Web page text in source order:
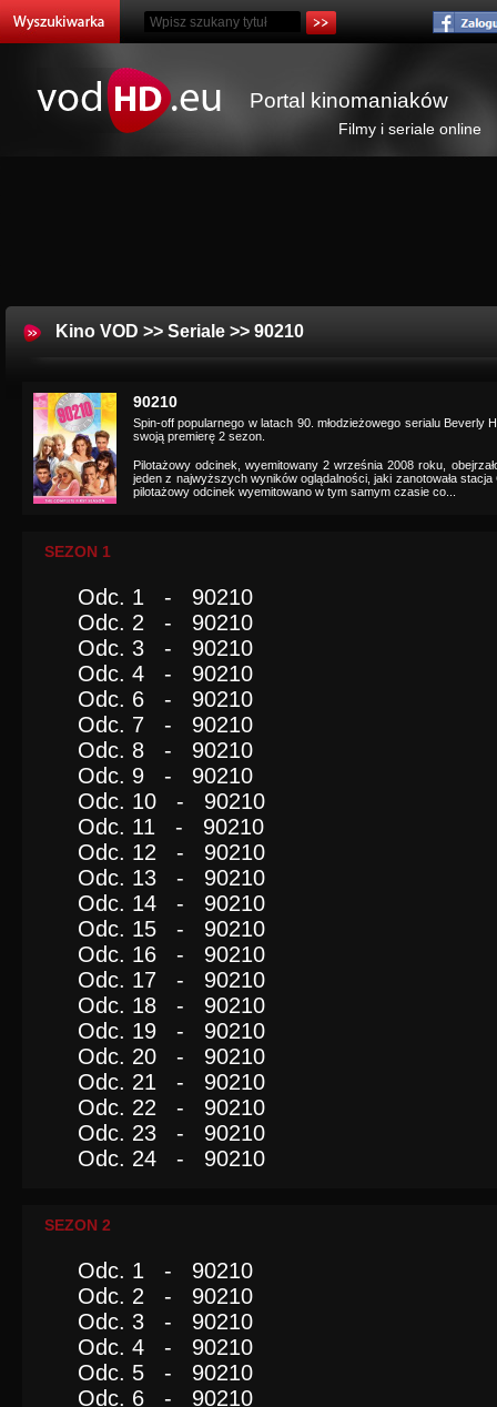
Portal kinomaniaków
Filmy i seriale online
Kino VOD >> Seriale >> 90210
90210
Spin-off popularnego w latach 90. młodzieżowego serialu Beverly
swoją premierę 2 sezon.
Pilotażowy odcinek, wyemitowany 2 września 2008 roku,
jeden z najwyższych wyników oglądalności, jaki zanotowała stacja
pilotażowy odcinek wyemitowano w tym samym czasie co...
SEZON 1
Odc. 1 - 90210
Odc. 2 - 90210
Odc. 3 - 90210
Odc. 4 - 90210
Odc. 6 - 90210
Odc. 7 - 90210
Odc. 8 - 90210
Odc. 9 - 90210
Odc. 10 - 90210
Odc. 11 - 90210
Odc. 12 - 90210
Odc. 13 - 90210
Odc. 14 - 90210
Odc. 15 - 90210
Odc. 16 - 90210
Odc. 17 - 90210
Odc. 18 - 90210
Odc. 19 - 90210
Odc. 20 - 90210
Odc. 21 - 90210
Odc. 22 - 90210
Odc. 23 - 90210
Odc. 24 - 90210
SEZON 2
Odc. 1 - 90210
Odc. 2 - 90210
Odc. 3 - 90210
Odc. 4 - 90210
Odc. 5 - 90210
Odc. 6 - 90210